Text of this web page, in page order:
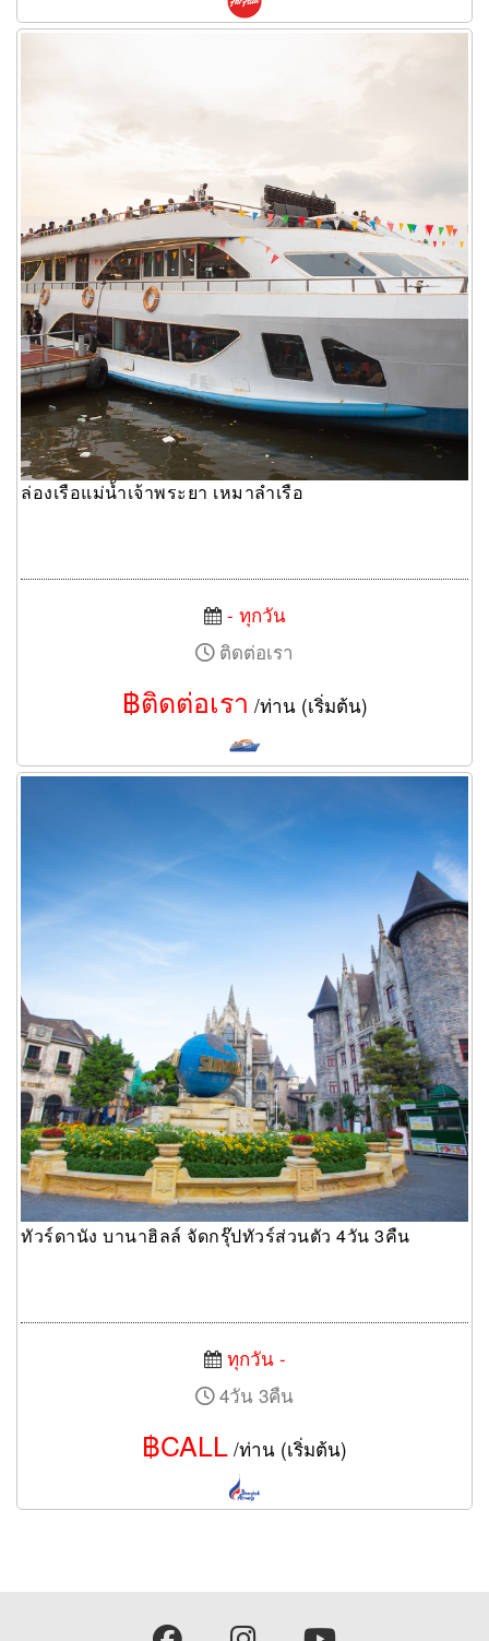
ล่องเรือแม่น้ำเจ้าพระยา เหมาลำเรือ
- ทุกวัน
ติดต่อเรา
฿ติดต่อเรา /ท่าน (เริ่มต้น)
ทัวร์ดานัง บานาฮิลล์ จัดกรุ๊ปทัวร์ส่วนตัว 4วัน 3คืน
ทุกวัน -
4วัน 3คืน
฿CALL /ท่าน (เริ่มต้น)